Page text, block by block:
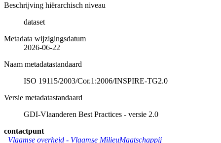
Beschrijving hiërarchisch niveau
dataset
Metadata wijzigingsdatum
2026-06-22
Naam metadatastandaard
ISO 19115/2003/Cor.1:2006/INSPIRE-TG2.0
Versie metadatastandaard
GDI-Vlaanderen Best Practices - versie 2.0
contactpunt
Vlaamse overheid - Vlaamse MilieuMaatschappij